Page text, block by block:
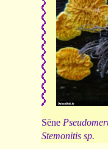
Sēne
Stemonitis sp.